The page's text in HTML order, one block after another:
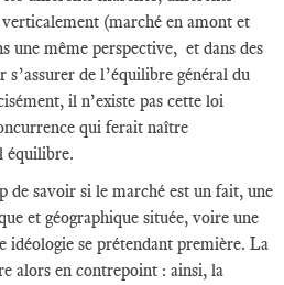
(marché en amont et
une même perspective, et dans des
s’assurer de l’équilibre général du
il n’existe pas cette loi
qui ferait naître
équilibre.
de savoir si le marché est un fait, une
et géographique située, voire une
idéologie se prétendant première. La
alors en contrepoint : ainsi, la